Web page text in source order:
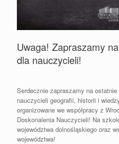
Uwaga! Zapraszamy
dla nauczycieli!
Serdecznie zapraszamy na
nauczycieli geografii, historii i
organizowane we współpracy z
Doskonalenia Nauczycieli! Na
województwa dolnośląskiego oraz
województwa!